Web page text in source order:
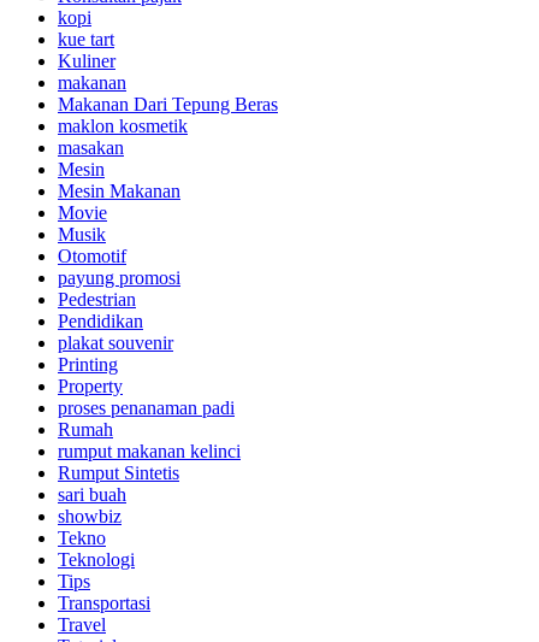
kopi
kue tart
Kuliner
makanan
Makanan Dari Tepung Beras
maklon kosmetik
masakan
Mesin
Mesin Makanan
Movie
Musik
Otomotif
payung promosi
Pedestrian
Pendidikan
plakat souvenir
Printing
Property
proses penanaman padi
Rumah
rumput makanan kelinci
Rumput Sintetis
sari buah
showbiz
Tekno
Teknologi
Tips
Transportasi
Travel